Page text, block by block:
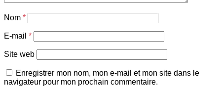
Nom *
E-mail *
Site web
Enregistrer mon nom, mon e-mail et mon site dans le
navigateur pour mon prochain commentaire.